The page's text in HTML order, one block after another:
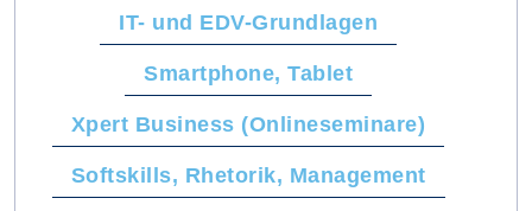
IT- und EDV-Grundlagen
Smartphone, Tablet
Xpert Business (Onlineseminare)
Softskills, Rhetorik, Management